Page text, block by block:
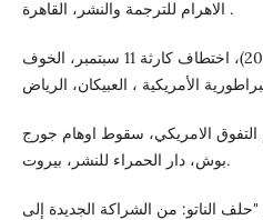
الاهرام للترجمة والنشر، القاهرة .
جالي، ست ، وجيرمي ايرب ، (2007)، اختطاف كارثة 11 سبتمبر، الخوف
، (2002)، اوهام التفوق الامريكي، سقوط اوهام جورج
بوش، دار الحمراء للنشر، بيروت.
اشرف محمد ، (2011) ، "حلف الناتو: من الشراكة الجديدة إلى